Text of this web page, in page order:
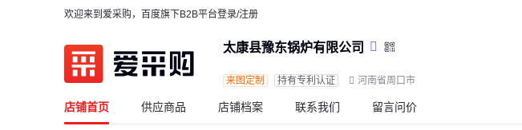
欢迎来到爱采购，百度旗下B2B平台登录/注册
太康县豫东锅炉有限公司
来图定制 持有专利认证 河南省周口市
店铺首页 供应商品 店铺档案 联系我们 留言问价